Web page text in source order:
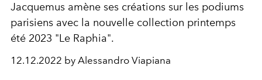
Jacquemus amène ses créations sur les podiums
parisiens avec la nouvelle collection printemps
été 2023 "Le Raphia".
12.12.2022 by Alessandro Viapiana